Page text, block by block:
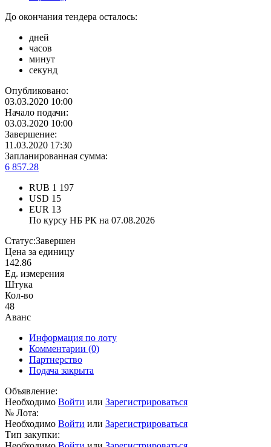
До окончания тендера осталось:
дней
часов
минут
секунд
Опубликовано:
03.03.2020 10:00
Начало подачи:
03.03.2020 10:00
Завершение:
11.03.2020 17:30
Запланированная сумма:
6 857.28
RUB 1 197
USD 15
EUR 13
По курсу НБ РК на 07.08.2026
Статус:Завершен
Цена за единицу
142.86
Ед. измерения
Штука
Кол-во
48
Аванс
Информация по лоту
Комментарии (0)
Партнерство
Подача закрыта
Объявление:
Необходимо Войти или Зарегистрироваться
№ Лота:
Необходимо Войти или Зарегистрироваться
Тип закупки: